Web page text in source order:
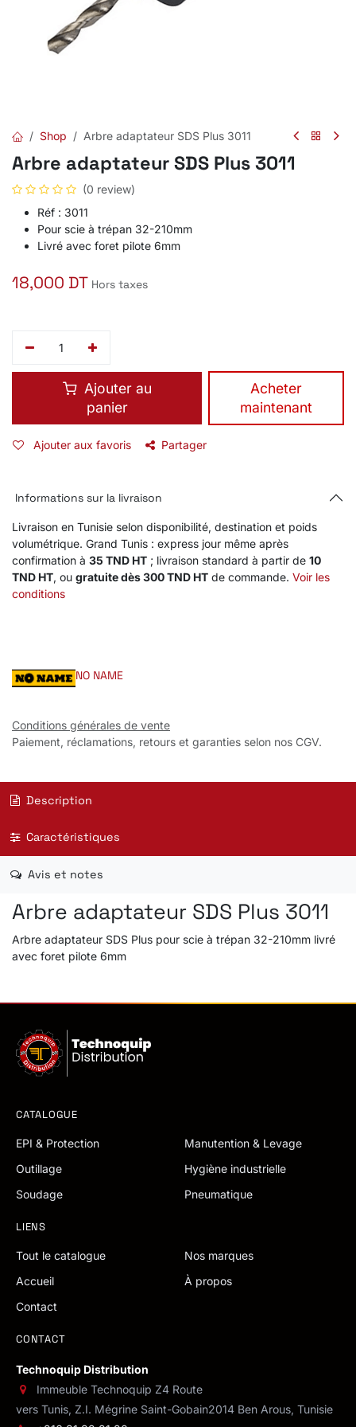
Shop Arbre adaptateur SDS Plus 3011
Arbre adaptateur SDS Plus 3011
(0 review)
Réf : 3011
Pour scie à trépan 32-210mm
Livré avec foret pilote 6mm
18,000 DT Hors taxes
Ajouter au
panier
​Acheter
maintenant
Ajouter aux favoris Partager
Informations sur la livraison
Livraison en Tunisie selon disponibilité, destination et poids
volumétrique. Grand Tunis : express jour même après
confirmation à 35 TND HT ; livraison standard à partir de 10
TND HT, ou gratuite dès 300 TND HT de commande. Voir les
conditions
NO NAME
Conditions générales de vente
Paiement, réclamations, retours et garanties selon nos CGV.
Description
Caractéristiques
Avis et notes
Arbre adaptateur SDS Plus 3011
Arbre adaptateur SDS Plus pour scie à trépan 32-210mm livré
avec foret pilote 6mm
CATALOGUE
EPI & Protection
Manutention & Levage
Outillage
Hygiène industrielle
Soudage
Pneumatique
LIENS
Tout le catalogue
Nos marques
Accueil
À propos
Contact
CONTACT
Technoquip Distribution
Immeuble Technoquip Z4 Route
vers Tunis, Z.I. Mégrine Saint-Gobain2014 Ben Arous, Tunisie